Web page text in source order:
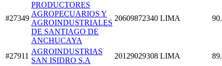
#27349
PRODUCTORES
AGROPECUARIOS Y
AGROINDUSTRIALES
DE SANTIAGO DE
ANCHUCAYA
20609872340 LIMA
#27911
AGROINDUSTRIAS
SAN ISIDRO S.A
20129029308 LIMA